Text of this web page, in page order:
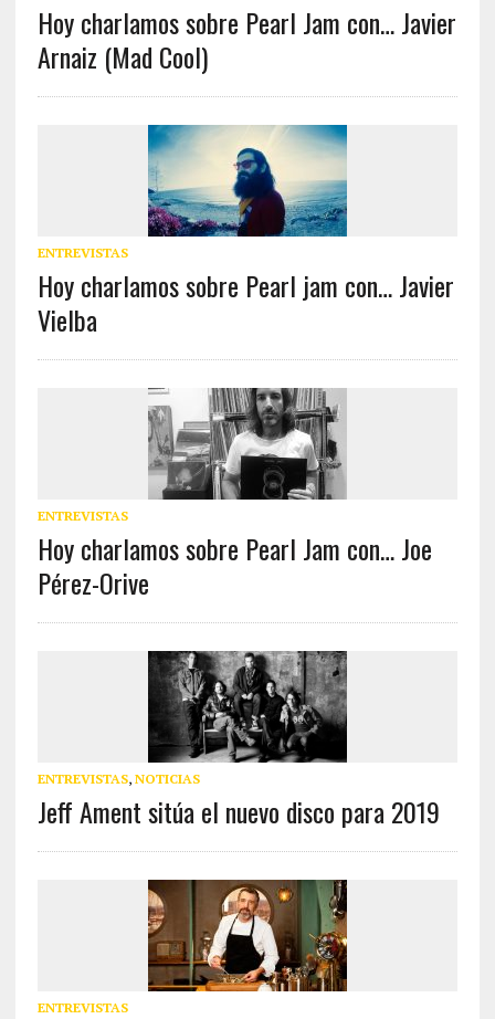
Hoy charlamos sobre Pearl Jam con… Javier
Arnaiz (Mad Cool)
ENTREVISTAS
Hoy charlamos sobre Pearl jam con… Javier
Vielba
ENTREVISTAS
Hoy charlamos sobre Pearl Jam con… Joe
Pérez-Orive
ENTREVISTAS, NOTICIAS
Jeff Ament sitúa el nuevo disco para 2019
ENTREVISTAS